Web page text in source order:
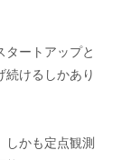
ートアップと
続けるしかあり
かも定点観測